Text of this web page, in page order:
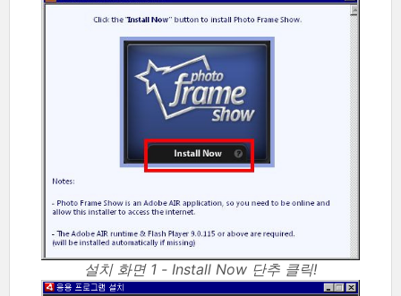
설치 화면 1 - Install Now 단추 클릭!